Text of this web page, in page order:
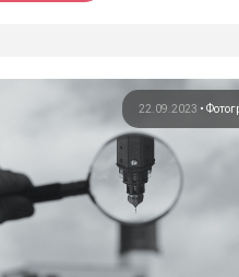
22.09.2023 •